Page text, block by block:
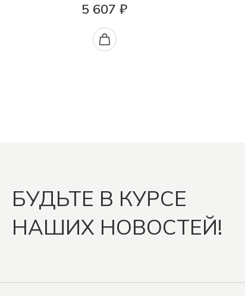
5 607 ₽
БУДЬТЕ В КУРСЕ
НАШИХ НОВОСТЕЙ!